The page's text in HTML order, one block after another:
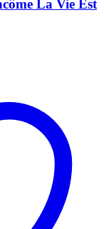
La Vie Est